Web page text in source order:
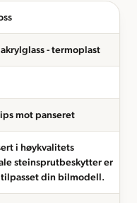
akrylglass - termoplast
mot panseret
i høykvalitets
steinsprutbeskytter er
din bilmodell.